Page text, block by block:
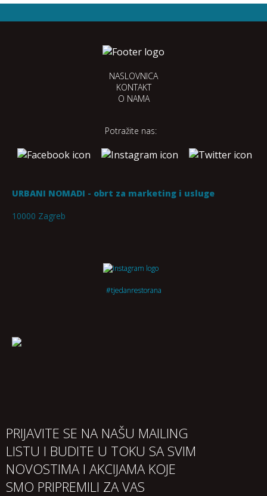
NASLOVNICA
KONTAKT
O NAMA
Potražite nas:
URBANI NOMADI - obrt za marketing i usluge
10000 Zagreb
#tjedanrestorana
PRIJAVITE SE NA NAŠU MAILING
LISTU I BUDITE U TOKU SA SVIM
NOVOSTIMA I AKCIJAMA KOJE
SMO PRIPREMILI ZA VAS